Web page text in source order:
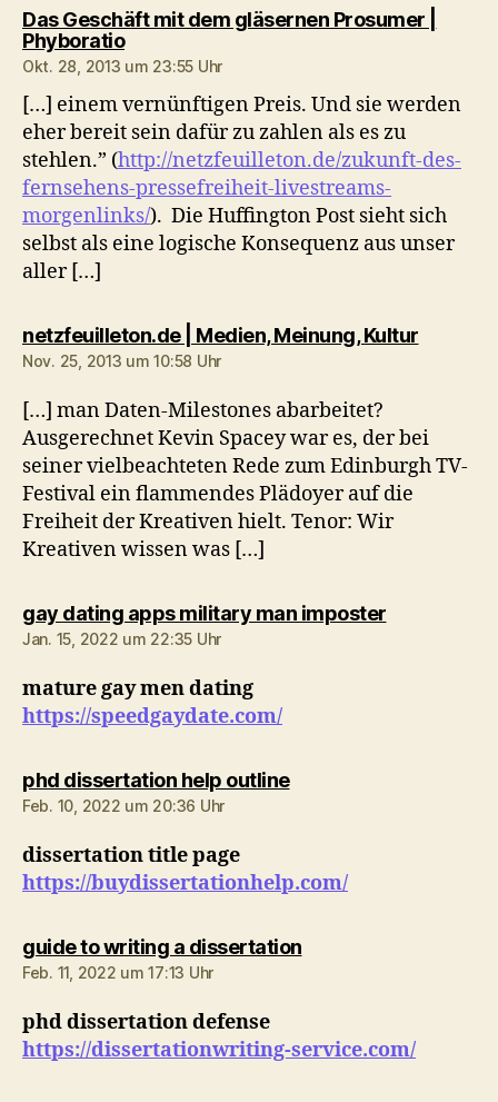
Das Geschäft mit dem gläsernen Prosumer |
Phyboratiosagt:
Okt. 28, 2013 um 23:55 Uhr
[…] einem vernünftigen Preis. Und sie werden
eher bereit sein dafür zu zahlen als es zu
stehlen.” (http://netzfeuilleton.de/zukunft-des-
fernsehens-pressefreiheit-livestreams-
morgenlinks/). Die Huffington Post sieht sich
selbst als eine logische Konsequenz aus unser
aller […]
netzfeuilleton.de | Medien, Meinung, Kultursagt:
Nov. 25, 2013 um 10:58 Uhr
[…] man Daten-Milestones abarbeitet?
Ausgerechnet Kevin Spacey war es, der bei
seiner vielbeachteten Rede zum Edinburgh TV-
Festival ein flammendes Plädoyer auf die
Freiheit der Kreativen hielt. Tenor: Wir
Kreativen wissen was […]
gay dating apps military man impostersagt:
Jan. 15, 2022 um 22:35 Uhr
mature gay men dating
https://speedgaydate.com/
phd dissertation help outlinesagt:
Feb. 10, 2022 um 20:36 Uhr
dissertation title page
https://buydissertationhelp.com/
guide to writing a dissertationsagt:
Feb. 11, 2022 um 17:13 Uhr
phd dissertation defense
https://dissertationwriting-service.com/